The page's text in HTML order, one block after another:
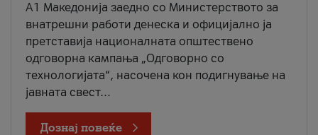
A1 Македонија заедно со Министерството за
внатрешни работи денеска и официјално ја
претставија националната општествено
одговорна кампања „Одговорно со
технологијата“, насочена кон подигнување на
јавната свест...
Дознај повеќе